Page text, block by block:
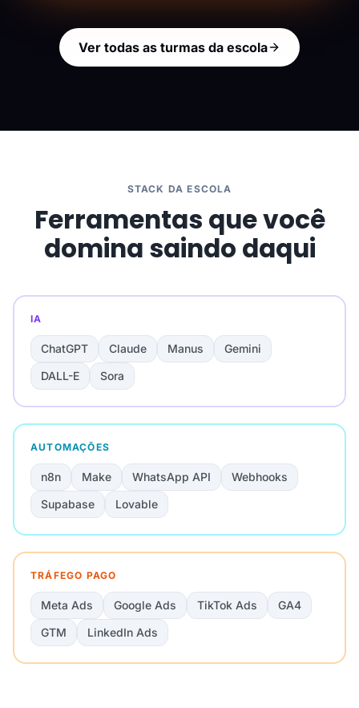
Ver todas as turmas da escola
STACK DA ESCOLA
Ferramentas que você
domina saindo daqui
IA
ChatGPT Claude Manus
Gemini
DALL-E
Sora
AUTOMAÇÕES
n8n Make WhatsApp API
Webhooks
Supabase
Lovable
TRÁFEGO PAGO
Meta Ads Google Ads TikTok Ads
GA4
GTM
LinkedIn Ads